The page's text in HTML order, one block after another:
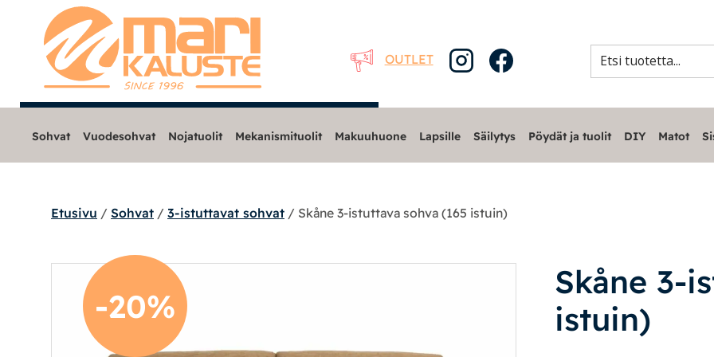
OUTLET
Sohvat
Modulisohvat
Löhösohvat
Avo- ja kulmasohvat
Sohvat Vuodesohvat Nojatuolit Mekanismituolit Makuuhuone Lapsille Säilytys Pöydät ja tuolit DIY Matot
Etusivu / Sohvat / 3-istuttavat sohvat / Skåne 3-istuttava sohva (165 istuin)
-20%
Skåne 3-
istuin)